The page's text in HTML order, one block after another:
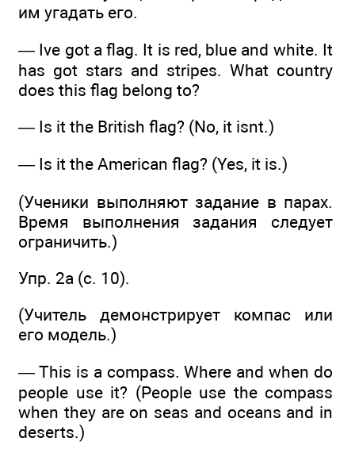
им угадать его.
— Ive got a flag. It is red, blue and white. It
has got stars and stripes. What country
does this flag belong to?
— Is it the British flag? (No, it isnt.)
— Is it the American flag? (Yes, it is.)
(Ученики выполняют задание в парах.
Время выполнения задания следует
ограничить.)
Упр. 2а (с. 10).
(Учитель демонстрирует компас или
его модель.)
— This is a compass. Where and when do
people use it? (People use the compass
when they are on seas and oceans and in
deserts.)